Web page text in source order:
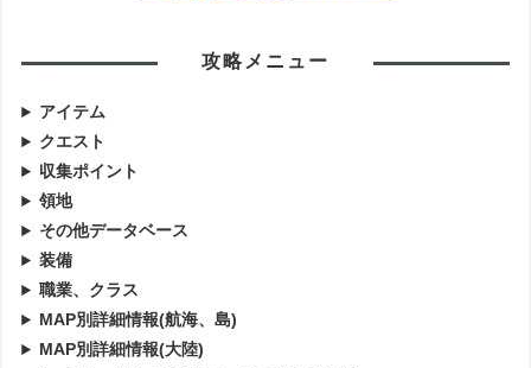
攻略メニュー
アイテム
クエスト
収集ポイント
領地
その他データベース
装備
職業、クラス
MAP別詳細情報(航海、島)
MAP別詳細情報(大陸)